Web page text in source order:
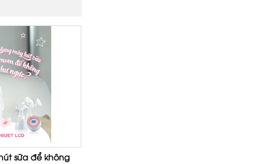
sữa để không